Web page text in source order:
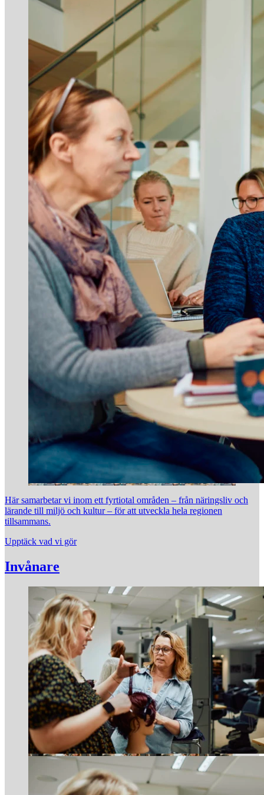
Här samarbetar vi inom ett fyrtiotal områden – från näringsliv och
lärande till miljö och kultur – för att utveckla hela regionen
tillsammans.
Upptäck vad vi gör
Invånare